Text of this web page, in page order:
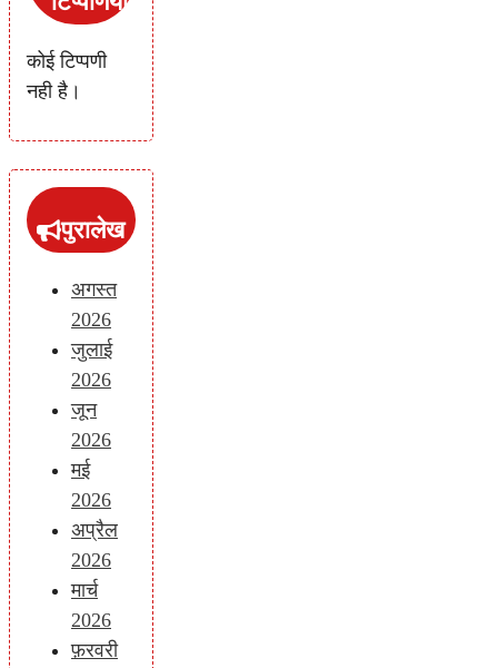
कोई टिप्पणी
नही है।
पुरालेख
अगस्त
2026
जुलाई
2026
जून
2026
मई
2026
अप्रैल
2026
मार्च
2026
फ़रवरी